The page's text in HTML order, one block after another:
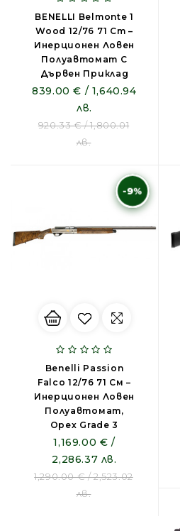
BENELLI Belmonte 1
Wood 12/76 71 Cm –
Инерционен Ловен
Полуавтомат С
Дървен Приклад
839.00 € / 1,640.94
лв.
920.33 € / 1,800.01
лв.
-9%
Benelli Passion
Falco 12/76 71 См –
Инерционен Ловен
Полуавтомат,
Орех Grade 3
1,169.00 € /
2,286.37 лв.
1,290.00 € / 2,523.02
лв.